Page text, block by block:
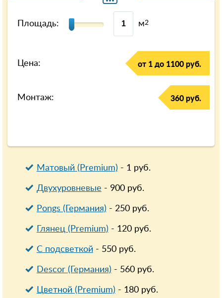
Площадь: м2
Цена: от 1 до 1100 руб.
Монтаж: 360 руб.
Матовый (Premium) - 1руб.
Двухуровневые - 900руб.
Pongs (Германия) - 250руб.
Глянец (Premium) - 120руб.
С подсветкой- 550руб.
Descor (Германия) - 560руб.
Цветной (Premium) - 180руб.